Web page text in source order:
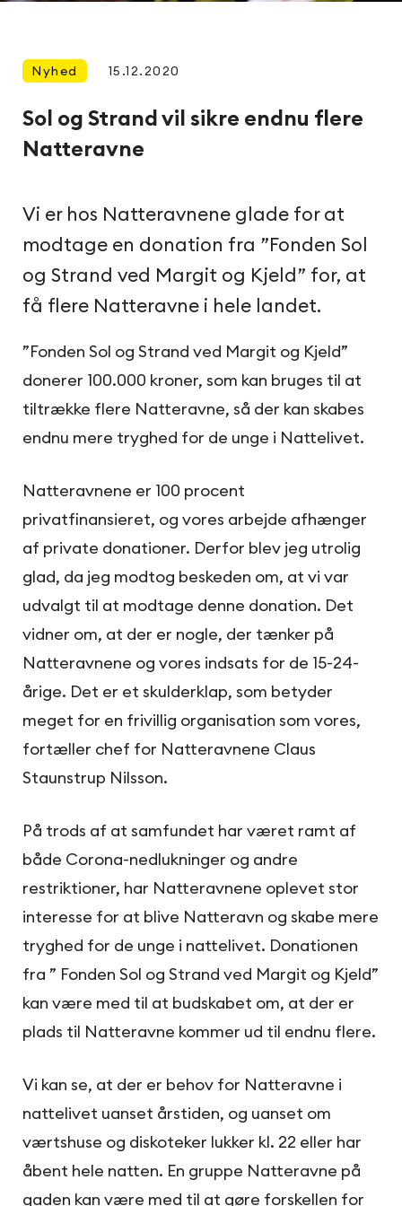
Nyhed 15.12.2020
Sol og Strand vil sikre endnu flere
Natteravne
Vi er hos Natteravnene glade for at
modtage en donation fra ”Fonden Sol
og Strand ved Margit og Kjeld” for, at
få flere Natteravne i hele landet.
”Fonden Sol og Strand ved Margit og Kjeld”
donerer 100.000 kroner, som kan bruges til at
tiltrække flere Natteravne, så der kan skabes
endnu mere tryghed for de unge i Nattelivet.
Natteravnene er 100 procent
privatfinansieret, og vores arbejde afhænger
af private donationer. Derfor blev jeg utrolig
glad, da jeg modtog beskeden om, at vi var
udvalgt til at modtage denne donation. Det
vidner om, at der er nogle, der tænker på
Natteravnene og vores indsats for de 15-24-
årige. Det er et skulderklap, som betyder
meget for en frivillig organisation som vores,
fortæller chef for Natteravnene Claus
Staunstrup Nilsson.
På trods af at samfundet har været ramt af
både Corona-nedlukninger og andre
restriktioner, har Natteravnene oplevet stor
interesse for at blive Natteravn og skabe mere
tryghed for de unge i nattelivet. Donationen
fra ” Fonden Sol og Strand ved Margit og Kjeld”
kan være med til at budskabet om, at der er
plads til Natteravne kommer ud til endnu flere.
Vi kan se, at der er behov for Natteravne i
nattelivet uanset årstiden, og uanset om
værtshuse og diskoteker lukker kl. 22 eller har
åbent hele natten. En gruppe Natteravne på
gaden kan være med til at gøre forskellen for